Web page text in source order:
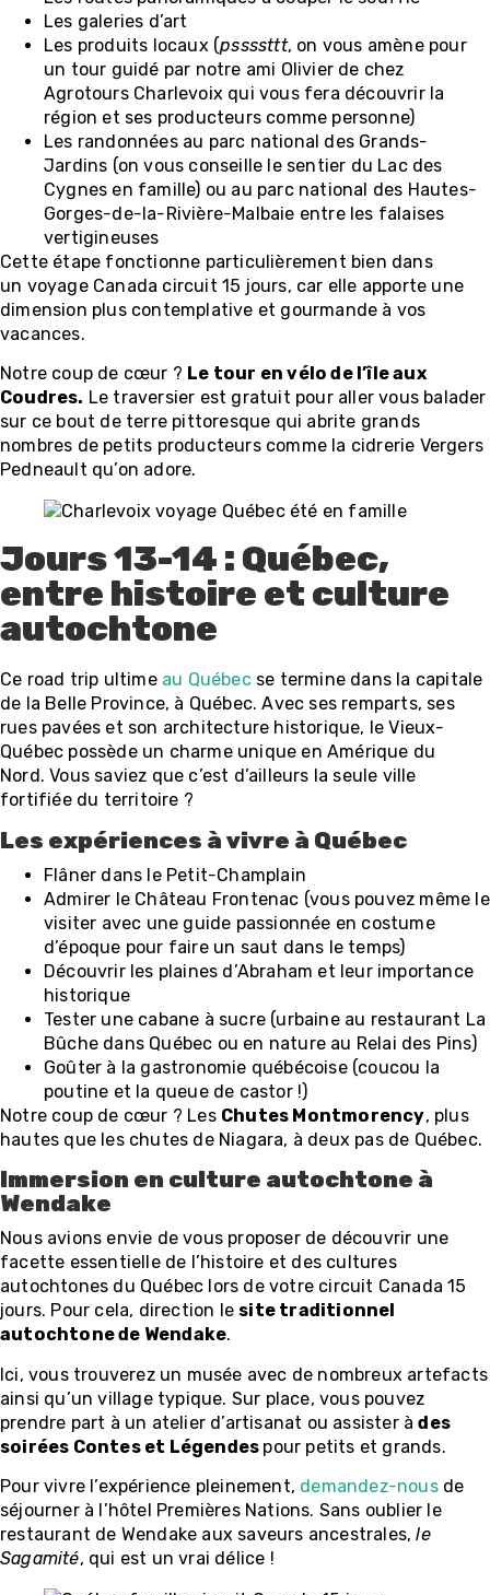
Les galeries d’art
Les produits locaux (pssssttt, on vous amène pour
un tour guidé par notre ami Olivier de chez
Agrotours Charlevoix qui vous fera découvrir la
région et ses producteurs comme personne)
Les randonnées au parc national des Grands-
Jardins (on vous conseille le sentier du Lac des
Cygnes en famille) ou au parc national des Hautes-
Gorges-de-la-Rivière-Malbaie entre les falaises
vertigineuses
Cette étape fonctionne particulièrement bien dans
un voyage Canada circuit 15 jours, car elle apporte une
dimension plus contemplative et gourmande à vos
vacances.
Notre coup de cœur ? Le tour en vélo de l’île aux
Coudres. Le traversier est gratuit pour aller vous balader
sur ce bout de terre pittoresque qui abrite grands
nombres de petits producteurs comme la cidrerie Vergers
Pedneault qu’on adore.
Jours 13-14 : Québec,
entre histoire et culture
autochtone
Ce road trip ultime au Québecse termine dans la capitale
de la Belle Province, à Québec. Avec ses remparts, ses
rues pavées et son architecture historique, le Vieux-
Québec possède un charme unique en Amérique du
Nord. Vous saviez que c’est d’ailleurs la seule ville
fortifiée du territoire ?
Les expériences à vivre à Québec
Flâner dans le Petit-Champlain
Admirer le Château Frontenac (vous pouvez même le
visiter avec une guide passionnée en costume
d’époque pour faire un saut dans le temps)
Découvrir les plaines d’Abraham et leur importance
historique
Tester une cabane à sucre (urbaine au restaurant La
Bûche dans Québec ou en nature au Relai des Pins)
Goûter à la gastronomie québécoise (coucou la
poutine et la queue de castor !)
Notre coup de cœur ? Les Chutes Montmorency, plus
hautes que les chutes de Niagara, à deux pas de Québec.
Immersion en culture autochtone à
Wendake
Nous avions envie de vous proposer de découvrir une
facette essentielle de l’histoire et des cultures
autochtones du Québec lors de votre circuit Canada 15
jours. Pour cela, direction lesite traditionnel
autochtone de Wendake.
Ici, vous trouverez un musée avec de nombreux artefacts
ainsi qu’un village typique. Sur place, vous pouvez
prendre part à un atelier d’artisanat ou assister àdes
soirées Contes et Légendes pour petits et grands.
Pour vivre l’expérience pleinement, demandez-nousde
séjourner à l’hôtel Premières Nations. Sans oublier le
restaurant de Wendake aux saveurs ancestrales,le
Sagamité, qui est un vrai délice !